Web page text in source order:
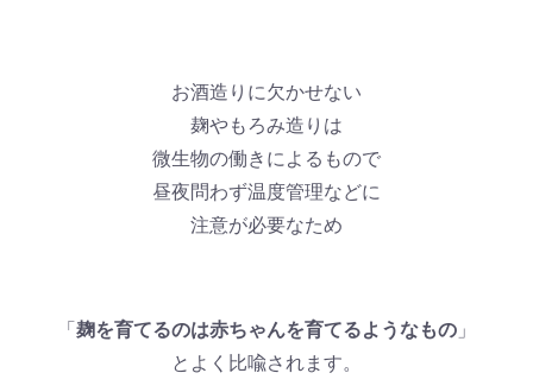
お酒造りに欠かせない
麹やもろみ造りは
微生物の働きによるもので
昼夜問わず温度管理などに
注意が必要なため
「麹を育てるのは赤ちゃんを育てるようなもの」
とよく比喩されます。